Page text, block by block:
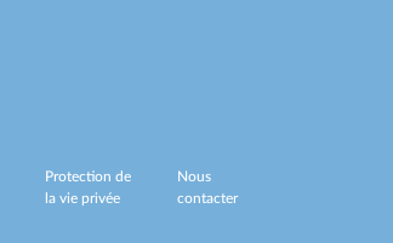
Protection de
la vie privée
Nous
contacter